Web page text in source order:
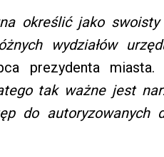
określić jako
wydziałów
prezydenta
tak ważne jest
do autoryzowanych